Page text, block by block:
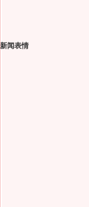
新闻表情